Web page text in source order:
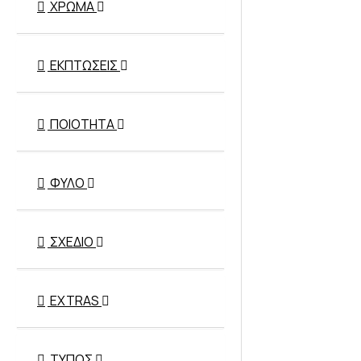
ΧΡΏΜΑ
ΕΚΠΤΏΣΕΙΣ
ΠΟΙΌΤΗΤΑ
ΦΎΛΟ
ΣΧΈΔΙΟ
EXTRAS